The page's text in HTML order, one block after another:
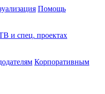
Помощь
и спец. проектах
Корпоративным